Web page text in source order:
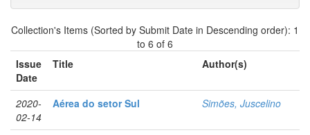
Collection's Items (Sorted by Submit Date in Descending order): 1
to 6 of 6
Issue
Date
Title Author(s)
2020-
02-14
Aérea do setor Sul Simões, Juscelino